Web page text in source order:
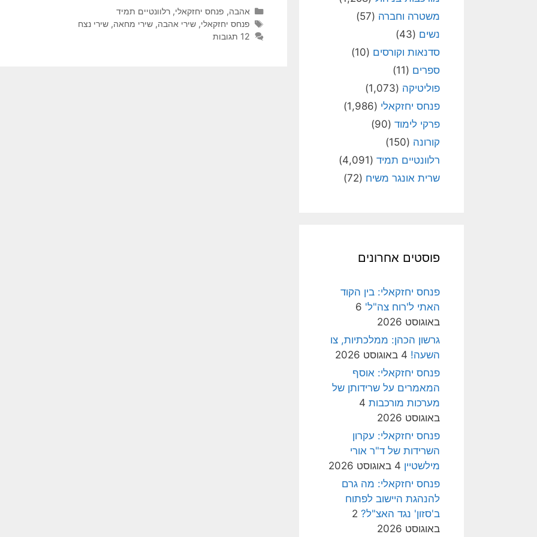
קטגוריות
אהבה, פנחס יחזקאלי, רלוונטיים תמיד
תגיות
פנחס יחזקאלי, שירי אהבה, שירי מחאה, שירי נצח
12 תגובות
משטרה וחברה (57)
נשים (43)
סדנאות וקורסים (10)
ספרים (11)
פוליטיקה (1,073)
פנחס יחזקאלי (1,986)
פרקי לימוד (90)
קורונה (150)
רלוונטיים תמיד (4,091)
שרית אונגר משיח (72)
פוסטים אחרונים
פנחס יחזקאלי: בין הקוד
האתי ל'רוח צה"ל' 6
באוגוסט 2026
גרשון הכהן: ממלכתיות, צו
השעה! 4 באוגוסט 2026
פנחס יחזקאלי: אוסף
המאמרים על שרידותן של
מערכות מורכבות 4
באוגוסט 2026
פנחס יחזקאלי: עקרון
השרידות של ד"ר אורי
מילשטיין 4 באוגוסט 2026
פנחס יחזקאלי: מה גרם
להנהגת היישוב לפתוח
ב'סזון' נגד האצ"ל? 2
באוגוסט 2026